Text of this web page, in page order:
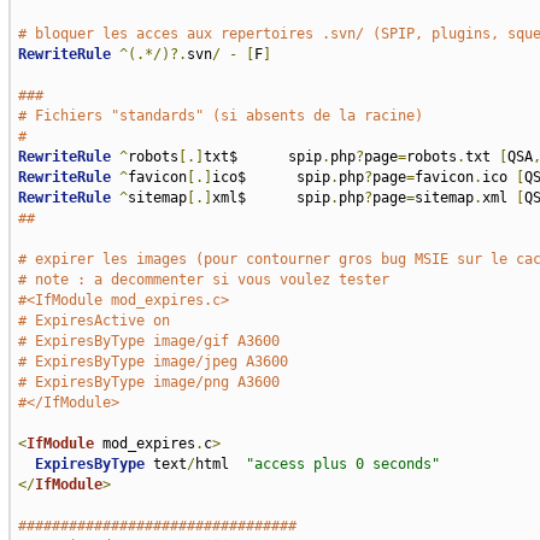
# bloquer les acces aux repertoires .svn/ (SPIP, plugins,
RewriteRule ^(.*/)?. svn/ - F]
###
# Fichiers "standards" (si absents de la racine)
#
RewriteRule ^robots [.] txt$      spip. php?page=robots .txt QSA,
RewriteRule ^favicon[.] ico$      spip. php?page=favicon. ico
RewriteRule ^sitemap[.] xml$      spip. php?page=sitemap.xml
##
# expirer les images (pour contourner gros bug MSIE sur le
# note : a decommenter si vous voulez tester
#<IfModule mod_expires.c>
# ExpiresActive on
# ExpiresByType image/gif A3600
# ExpiresByType image/jpeg A3600
# ExpiresByType image/png A3600
#</IfModule>
<IfModule mod_expires . c>
ExpiresByType text/html
"access plus 0 seconds"
</IfModule>
#################################